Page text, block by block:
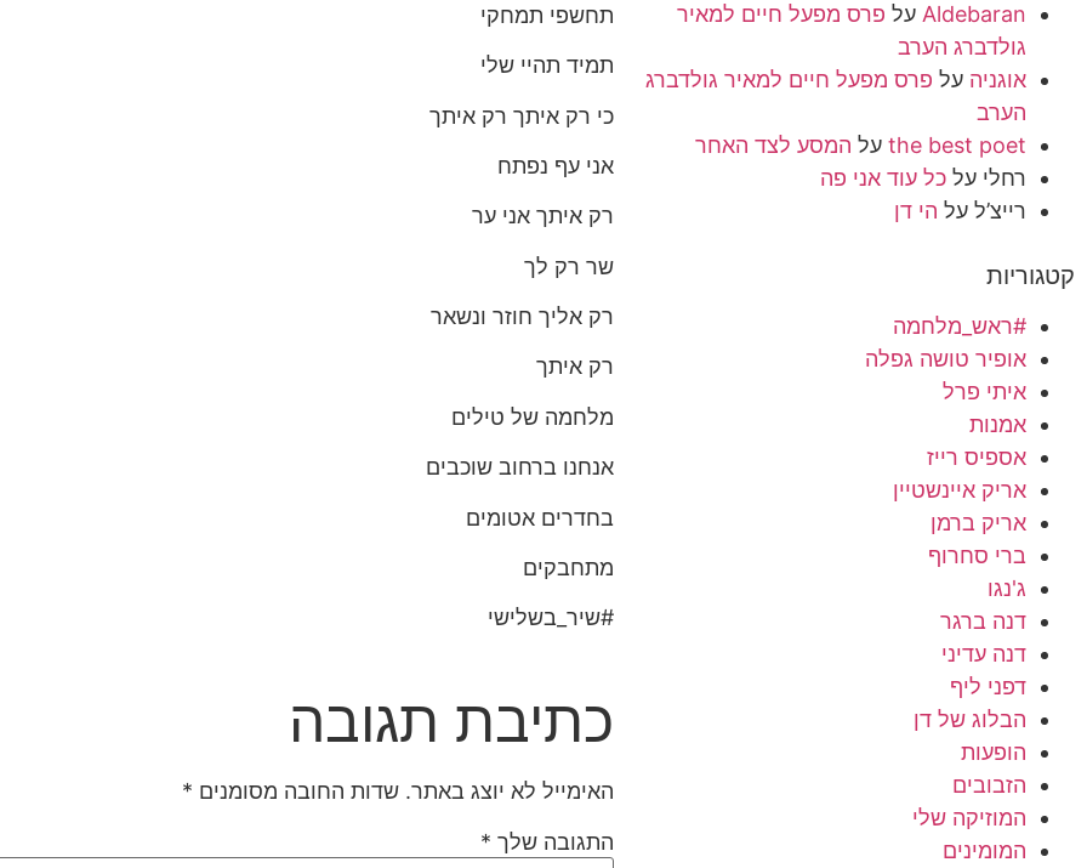
Aldebaran על פרס מפעל חיים למאיר
גולדברג הערב
אוגניה על פרס מפעל חיים למאיר גולדברג
הערב
the best poet על המסע לצד האחר
רחלי על כל עוד אני פה
רייצ’ל על הי דן
קטגוריות
#ראש_מלחמה
אופיר טושה גפלה
איתי פרל
אמנות
אספיס רייז
אריק איינשטיין
אריק ברמן
ברי סחרוף
ג'נגו
דנה ברגר
דנה עדיני
דפני ליף
הבלוג של דן
הופעות
הזבובים
המוזיקה שלי
המומינים
תחשפי תמחקי
תמיד תהיי שלי
כי רק איתך רק איתך
אני עף נפתח
רק איתך אני ער
שר רק לך
רק אליך חוזר ונשאר
רק איתך
מלחמה של טילים
אנחנו ברחוב שוכבים
בחדרים אטומים
מתחבקים
#שיר_בשלישי
כתיבת תגובה
האימייל לא יוצג באתר. שדות החובה מסומנים *
התגובה שלך *